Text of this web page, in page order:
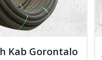
Kab Gorontalo